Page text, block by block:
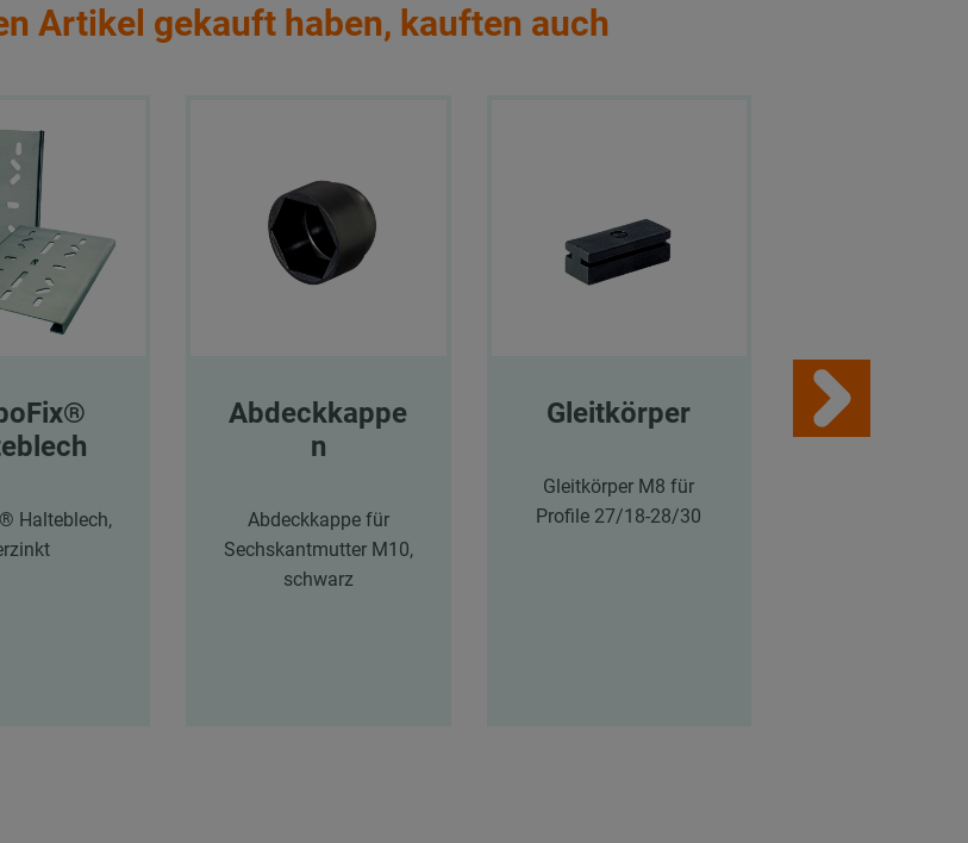
Artikel gekauft haben, kauften auch
Halteblech,
Abdeckkappe
n
Abdeckkappe für
Sechskantmutter M10,
schwarz
Gleitkörper
Gleitkörper M8 für
Profile 27/18-28/30